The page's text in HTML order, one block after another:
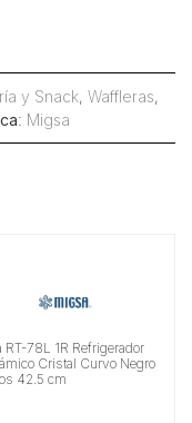
y Snack, Waffleras,
: Migsa
RT-78L 1R Refrigerador
Cristal Curvo Negro
42.5 cm